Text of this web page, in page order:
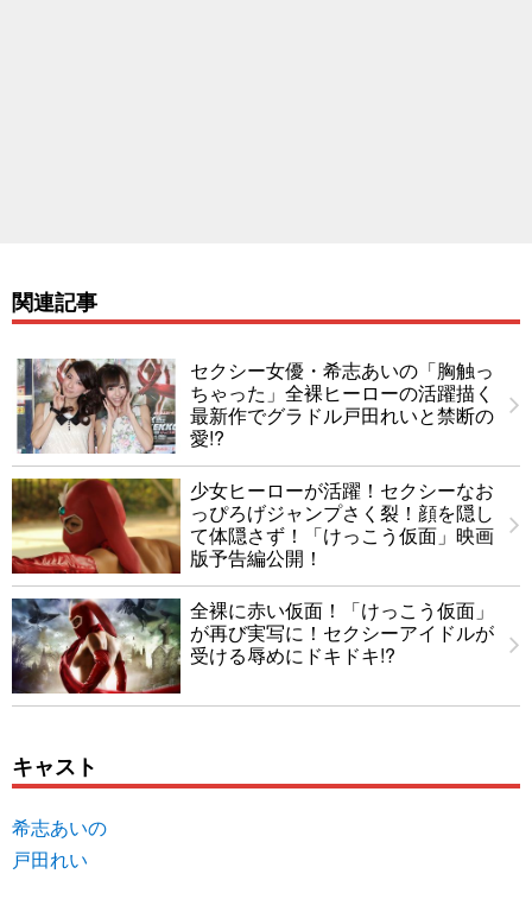
関連記事
セクシー女優・希志あいの「胸触っ
ちゃった」全裸ヒーローの活躍描く
最新作でグラドル戸田れいと禁断の
愛!?
少女ヒーローが活躍！セクシーなお
っぴろげジャンプさく裂！顔を隠し
て体隠さず！「けっこう仮面」映画
版予告編公開！
全裸に赤い仮面！「けっこう仮面」
が再び実写に！セクシーアイドルが
受ける辱めにドキドキ!?
キャスト
希志あいの
戸田れい